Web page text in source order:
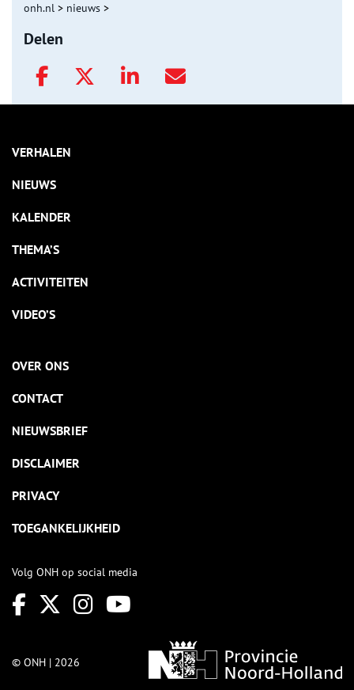
onh.nl > nieuws >
Delen
VERHALEN
NIEUWS
KALENDER
THEMA’S
ACTIVITEITEN
VIDEO’S
OVER ONS
CONTACT
NIEUWSBRIEF
DISCLAIMER
PRIVACY
TOEGANKELIJKHEID
Volg ONH op social media
© ONH | 2026